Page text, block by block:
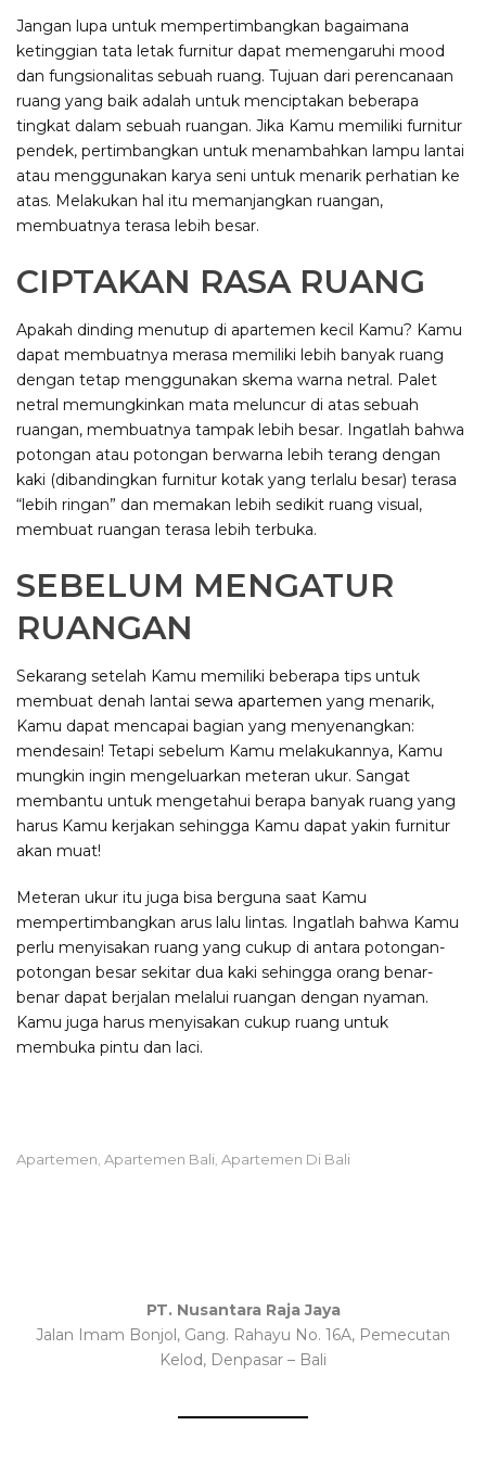
Jangan lupa untuk mempertimbangkan bagaimana
ketinggian tata letak furnitur dapat memengaruhi mood
dan fungsionalitas sebuah ruang. Tujuan dari perencanaan
ruang yang baik adalah untuk menciptakan beberapa
tingkat dalam sebuah ruangan. Jika Kamu memiliki furnitur
pendek, pertimbangkan untuk menambahkan lampu lantai
atau menggunakan karya seni untuk menarik perhatian ke
atas. Melakukan hal itu memanjangkan ruangan,
membuatnya terasa lebih besar.
CIPTAKAN RASA RUANG
Apakah dinding menutup di apartemen kecil Kamu? Kamu
dapat membuatnya merasa memiliki lebih banyak ruang
dengan tetap menggunakan skema warna netral. Palet
netral memungkinkan mata meluncur di atas sebuah
ruangan, membuatnya tampak lebih besar. Ingatlah bahwa
potongan atau potongan berwarna lebih terang dengan
kaki (dibandingkan furnitur kotak yang terlalu besar) terasa
“lebih ringan” dan memakan lebih sedikit ruang visual,
membuat ruangan terasa lebih terbuka.
SEBELUM MENGATUR
RUANGAN
Sekarang setelah Kamu memiliki beberapa tips untuk
membuat denah lantai sewa apartemen yang menarik,
Kamu dapat mencapai bagian yang menyenangkan:
mendesain! Tetapi sebelum Kamu melakukannya, Kamu
mungkin ingin mengeluarkan meteran ukur. Sangat
membantu untuk mengetahui berapa banyak ruang yang
harus Kamu kerjakan sehingga Kamu dapat yakin furnitur
akan muat!
Meteran ukur itu juga bisa berguna saat Kamu
mempertimbangkan arus lalu lintas. Ingatlah bahwa Kamu
perlu menyisakan ruang yang cukup di antara potongan-
potongan besar sekitar dua kaki sehingga orang benar-
benar dapat berjalan melalui ruangan dengan nyaman.
Kamu juga harus menyisakan cukup ruang untuk
membuka pintu dan laci.
Apartemen, Apartemen Bali, Apartemen Di Bali
PT. Nusantara Raja Jaya
Jalan Imam Bonjol, Gang. Rahayu No. 16A, Pemecutan
Kelod, Denpasar – Bali